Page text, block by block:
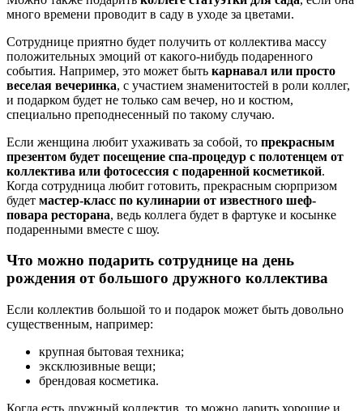
много времени проводит в саду в уходе за цветами.
Сотруднице приятно будет получить от коллектива массу
положительных эмоций от какого-нибудь подаренного
события. Например, это может быть карнавал или просто
веселая вечеринка, с участием знаменитостей в роли коллег,
и подарком будет не только сам вечер, но и костюм,
специально преподнесенный по такому случаю.
Если женщина любит ухаживать за собой, то прекрасным
презентом будет посещение спа-процедур с полотенцем от
коллектива или фотосессия с подаренной косметикой.
Когда сотрудница любит готовить, прекрасным сюрпризом
будет мастер-класс по кулинарии от известного шеф-
повара ресторана, ведь коллега будет в фартуке и косынке
подаренными вместе с шоу.
Что можно подарить сотруднице на день
рождения от большого дружного коллектива
Если коллектив большой то и подарок может быть довольно
существенным, например:
крупная бытовая техника;
эксклюзивные вещи;
брендовая косметика.
Когда есть дружный коллектив, то можно дарить хорошие и